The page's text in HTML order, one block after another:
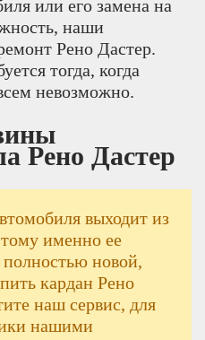
или его замена на
наши
Рено Дастер.
тогда, когда
невозможно.
Рено Дастер
выходит из
именно ее
новой,
кардан Рено
наш сервис, для
нашими